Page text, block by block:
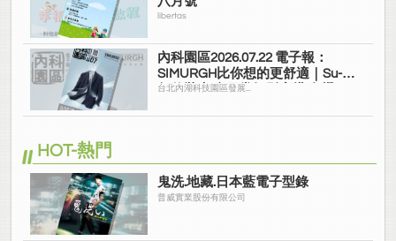
libertas
內科園區2026.07.22 電子報：
SIMURGH比你想的更舒適｜Su-Si
舒仕裝 都會日常輕鬆穿搭 免燙可
台北內湖科技園區發展...
HOT-熱門
鬼洗.地藏.日本藍電子型錄
普威實業股份有限公司